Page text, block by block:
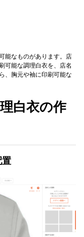
能なものがあります。店
可能な調理白衣を、店名
、胸元や袖に印刷可能な
白衣の作
置